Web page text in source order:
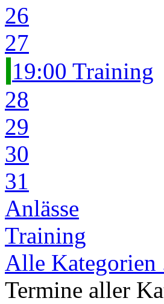
26
27
19:00 Training
28
29
30
31
Anlässe
Training
Alle Kategorien
Termine aller